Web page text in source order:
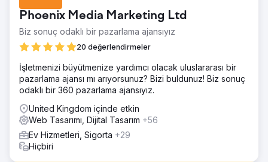
Phoenix Media Marketing Ltd
Biz sonuç odaklı bir pazarlama ajansıyız
20 değerlendirmeler
İşletmenizi büyütmenize yardımcı olacak uluslararası bir
pazarlama ajansı mı arıyorsunuz? Bizi buldunuz! Biz sonuç
odaklı bir 360 pazarlama ajansıyız.
United Kingdom içinde etkin
Web Tasarımı, Dijital Tasarım +56
Ev Hizmetleri, Sigorta +29
Hiçbiri